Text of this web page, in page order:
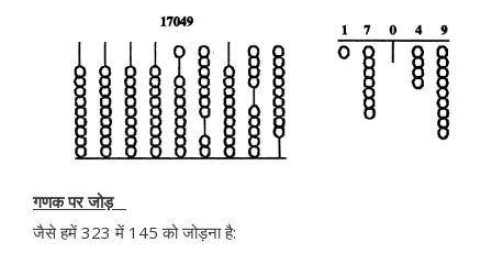
गणक पर जोड़
जैसे हमें 323 में 145 को जोड़ना है: